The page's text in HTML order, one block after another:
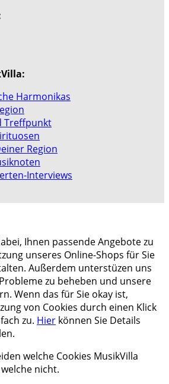
Harmonikas
Treffpunkt
Region
Interviews
Ihnen passende Angebote zu
unseres Online-Shops für Sie
Außerdem unterstüzen uns
zu beheben und unsere
Wenn das für Sie okay ist,
von Cookies durch einen Klick
zu. Hier können Sie Details
welche Cookies MusikVilla
nicht.